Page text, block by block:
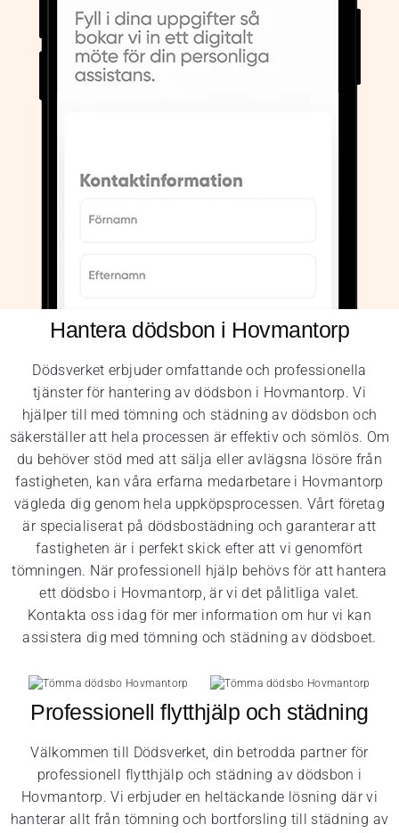
Hantera dödsbon i Hovmantorp
Dödsverket erbjuder omfattande och professionella
tjänster för hantering av dödsbon i Hovmantorp. Vi
hjälper till med tömning och städning av dödsbon och
säkerställer att hela processen är effektiv och sömlös. Om
du behöver stöd med att sälja eller avlägsna lösöre från
fastigheten, kan våra erfarna medarbetare i Hovmantorp
vägleda dig genom hela uppköpsprocessen. Vårt företag
är specialiserat på dödsbostädning och garanterar att
fastigheten är i perfekt skick efter att vi genomfört
tömningen. När professionell hjälp behövs för att hantera
ett dödsbo i Hovmantorp, är vi det pålitliga valet.
Kontakta oss idag för mer information om hur vi kan
assistera dig med tömning och städning av dödsboet.
Professionell flytthjälp och städning
Välkommen till Dödsverket, din betrodda partner för
professionell flytthjälp och städning av dödsbon i
Hovmantorp. Vi erbjuder en heltäckande lösning där vi
hanterar allt från tömning och bortforsling till städning av